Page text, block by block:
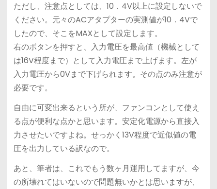
ただし、注意点としては、10．4V以上に設定しないで
ください。元々のACアタプターの実測値が10．4Vで
したので、そこをMAXとして設定します。
右のボタンを押すと、入力電圧を最高値（機械として
は16V程度まで）として入力電圧まで上げます。左が
入力電圧から0Vまで下げられます。その点のみ注意が
必要です。
自由に可変出来るという所が、ファンコンとして使え
る点が便利な点かと思います。安定化電源から直接入
力させたいですよね。せっかく13V程度で近似値の電
圧を出力している訳なので。
あと、筆者は、これでもう数ヶ月運用してますが、今
の所壊れてはいないので問題無いかとは思いますが、